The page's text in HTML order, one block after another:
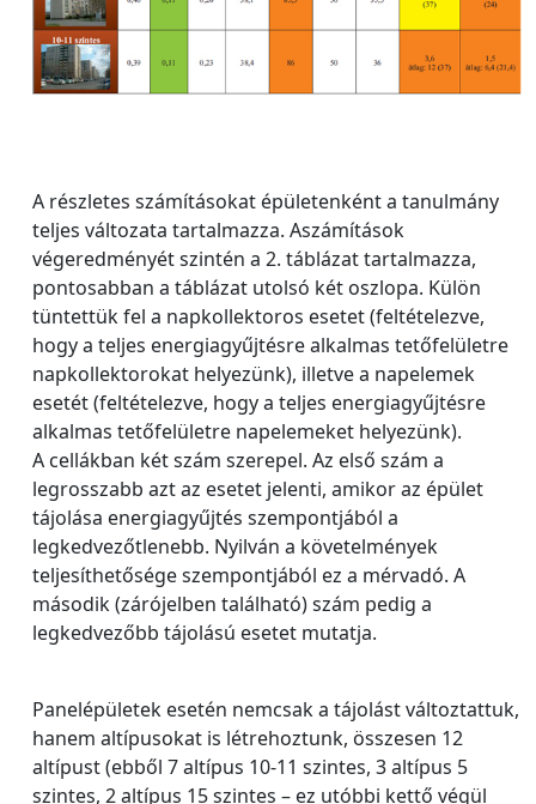
A részletes számításokat épületenként a tanulmány
teljes változata tartalmazza. Aszámítások
végeredményét szintén a 2. táblázat tartalmazza,
pontosabban a táblázat utolsó két oszlopa. Külön
tüntettük fel a napkollektoros esetet (feltételezve,
hogy a teljes energiagyűjtésre alkalmas tetőfelületre
napkollektorokat helyezünk), illetve a napelemek
esetét (feltételezve, hogy a teljes energiagyűjtésre
alkalmas tetőfelületre napelemeket helyezünk).
A cellákban két szám szerepel. Az első szám a
legrosszabb azt az esetet jelenti, amikor az épület
tájolása energiagyűjtés szempontjából a
legkedvezőtlenebb. Nyilván a követelmények
teljesíthetősége szempontjából ez a mérvadó. A
második (zárójelben található) szám pedig a
legkedvezőbb tájolású esetet mutatja.
Panelépületek esetén nemcsak a tájolást változtattuk,
hanem altípusokat is létrehoztunk, összesen 12
altípust (ebből 7 altípus 10-11 szintes, 3 altípus 5
szintes, 2 altípus 15 szintes – ez utóbbi kettő végül